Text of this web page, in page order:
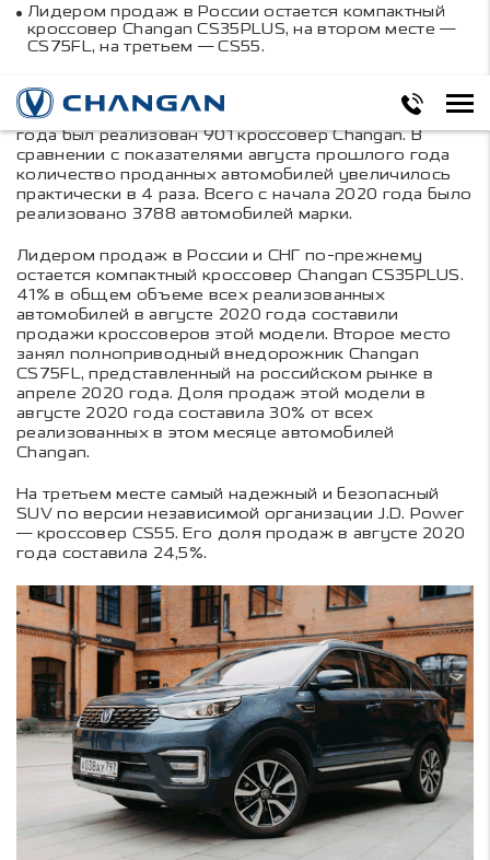
Лидером продаж в России остается компактный
кроссовер Changan CS35PLUS, на втором месте —
CS75FL, на третьем — CS55.
Changan продолжает демонстрировать уверенный
рост продаж в России и странах СНГ. В августе 2020
года был реализован 901 кроссовер Changan. В
сравнении с показателями августа прошлого года
количество проданных автомобилей увеличилось
практически в 4 раза. Всего с начала 2020 года было
реализовано 3788 автомобилей марки.
Лидером продаж в России и СНГ по-прежнему
остается компактный кроссовер Changan CS35PLUS.
41% в общем объеме всех реализованных
автомобилей в августе 2020 года составили
продажи кроссоверов этой модели. Второе место
занял полноприводный внедорожник Changan
CS75FL, представленный на российском рынке в
апреле 2020 года. Доля продаж этой модели в
августе 2020 года составила 30% от всех
реализованных в этом месяце автомобилей
Changan.
На третьем месте самый надежный и безопасный
SUV по версии независимой организации J.D. Power
— кроссовер CS55. Его доля продаж в августе 2020
года составила 24,5%.